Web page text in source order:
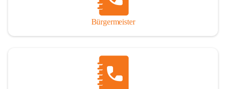
dieses Buches wesentlich beigetragen haben.
Der Zeitdruck war enorm, um das Werk auch zeitgerecht für das
Jubiläumsjahr abschließen zu können. Daher mag um Nachsicht
Ausführlichkeit behandelt erscheinen, oder auch der eine oder
andere Fehler unterlief. Die Autoren haben nach ihren
individuellen Möglichkeiten mit bestem Wissen und Gewissen
Bürgermeister